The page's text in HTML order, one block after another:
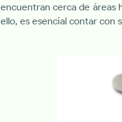
encuentran cerca de áreas
ello, es esencial contar con